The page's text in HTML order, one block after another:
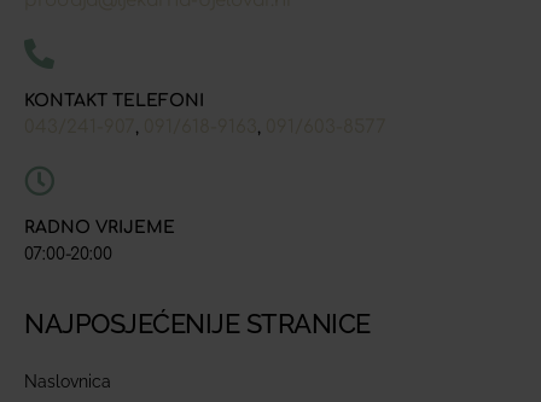
KONTAKT TELEFONI
RADNO VRIJEME
07:00-20:00
NAJPOSJEĆENIJE STRANICE
Naslovnica